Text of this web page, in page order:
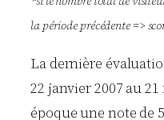
la période précédente =>
La dernière
22 janvier 2007 au 21
époque une note de